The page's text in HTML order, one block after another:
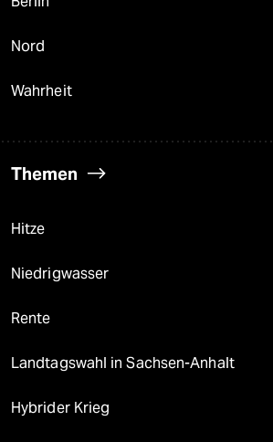
Nord
Wahrheit
Themen
Hitze
Niedrigwasser
Rente
Landtagswahl in Sachsen-Anhalt
Hybrider Krieg